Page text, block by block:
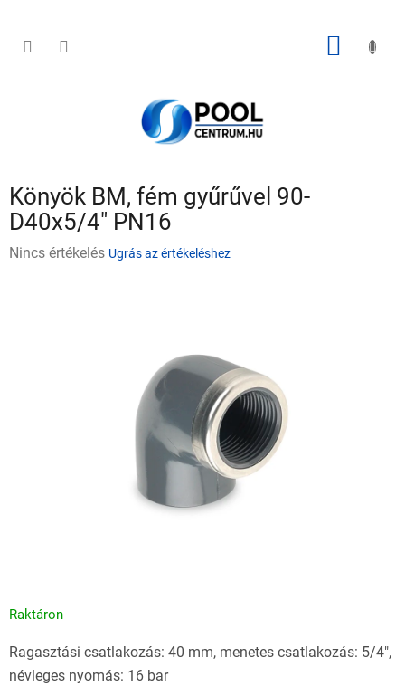
KOSÁR
Könyök BM, fém gyűrűvel 90-
D40x5/4" PN16
ANincs értékelés Ugrás az értékeléshez
Raktáron
Ragasztási csatlakozás: 40 mm, menetes csatlakozás: 5/4",
névleges nyomás: 16 bar